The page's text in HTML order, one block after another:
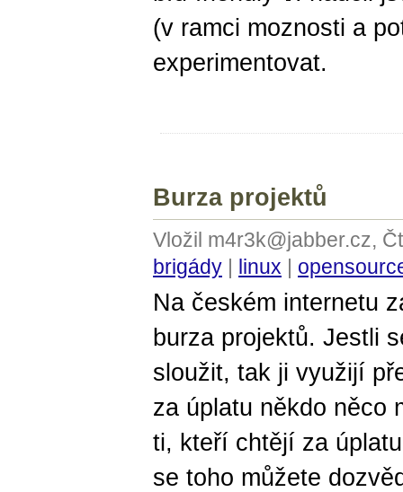
(v ramci moznosti a
experimentovat.
Burza projektů
Vložil m4r3k@jabber.cz,
brigády | linux |
Na českém internetu
burza projektů. Jestli
sloužit, tak ji využijí
za úplatu někdo něco
ti, kteří chtějí za
se toho můžete